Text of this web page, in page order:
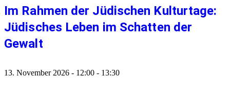
Im Rahmen der Jüdischen Kulturtage:
Jüdisches Leben im Schatten der
Gewalt
13. November 2026 - 12:00 - 13:30